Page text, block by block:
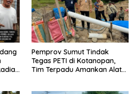
Pemprov Sumut Tindak
Tegas PETI di Kotanopan,
Tim Terpadu Amankan Alat